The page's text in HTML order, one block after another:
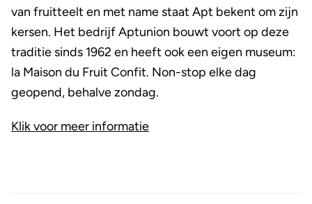
van fruitteelt en met name staat Apt bekent om zijn
kersen. Het bedrijf Aptunion bouwt voort op deze
traditie sinds 1962 en heeft ook een eigen museum:
la Maison du Fruit Confit. Non-stop elke dag
geopend, behalve zondag.
Klik voor meer informatie